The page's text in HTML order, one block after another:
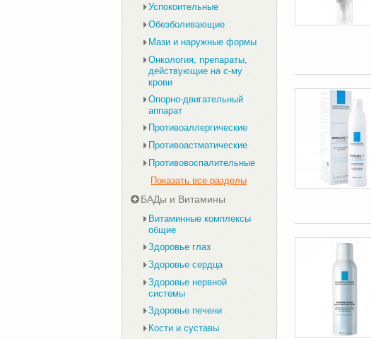
Успокоительные
Обезболивающие
Мази и наружные формы
Онкология, препараты,
действующие на с-му
крови
Опорно-двигательный
аппарат
Противоаллергические
Противоастматические
Противовоспалительные
Показать все разделы
БАДы и Витамины
Витаминные комплексы
общие
Здоровье глаз
Здоровье сердца
Здоровье нервной
системы
Здоровье печени
Кости и суставы